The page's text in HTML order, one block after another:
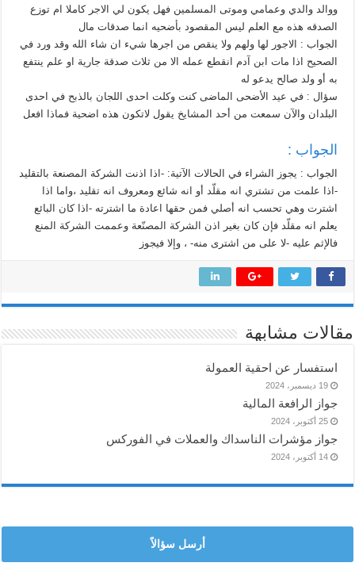
ووالد والدي وعمامي وموتى المسلمين فهل يكون لي الاجر كاملا ام توزع
الصدقه هذه مع العلم ليس المقصود بأضحيه انما صدقات مال
الجواب : الاجور لها ولهم ولا ينقص من اجرها شيء ان شاء الله وقد ورد في
الصحيح اذا مات ابن آدم انقطع عمله الا من ثلاث صدقة جارية او علم ينتفع
به أو ولد صالح يدعو له
سؤال : في عيد الأضحى الماضى كنت وكلت احدى اللجان بالذبح في احدى
البلدان والآن سمعت من أحد المشايخ يقول لاتكون هذه اضحية فماذا افعل
الجواب :
الجواب : يجوز الشراء في الحالات الآتية: -اذا اذنت الشركة المصنعة بالتقليد
-اذا علمت من تشتري انه مقلّد أو انه شائع ومعروف انه تقليد ،واما اذا
اشترت وهي تحسب انه أصلي فمن حقها اعادة ما اشترته -اذا كان البائع
يعلم انه مقلّد فإن كان بغير اذن الشركة المصنّعة وعممت الشركة المنع
فالإثم عليه -لا على من اشترى منه- ، وإلا فيجوز
مقالات مشابهة
استفسار عن احقية العمولة
19 ديسمبر، 2024
جواز الرافعة المالية
25 أكتوبر، 2024
جواز مؤشرات الناسداك والعملات في الفوركس
14 أكتوبر، 2024
أرسل سؤالاً